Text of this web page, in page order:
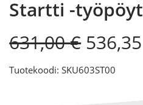
Startti -
631,00€
price
was:
631,00
536,35
Tuotekoodi: SKU603ST00